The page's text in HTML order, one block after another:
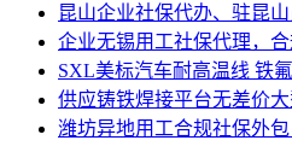
昆山企业社保代办、驻昆
企业无锡用工社保代理，
SXL美标汽车耐高温线 铁
供应铸铁焊接平台无差价
潍坊异地用工合规社保外